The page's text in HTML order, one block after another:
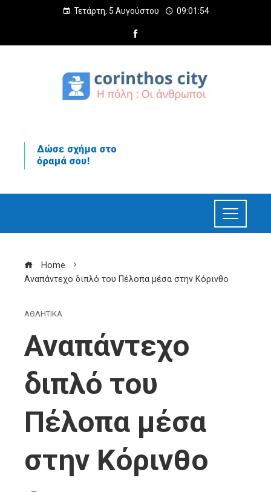
Τετάρτη, 5 Αυγούστου 09:01:55
Home
Αναπάντεχο διπλό του Πέλοπα μέσα στην Κόρινθο
ΑΘΛΗΤΙΚΑ
Αναπάντεχο
διπλό του
Πέλοπα μέσα
στην Κόρινθο